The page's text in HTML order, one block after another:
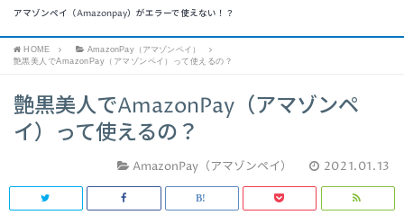
アマゾンペイ（Amazonpay）がエラーで使えない！？
HOME
AmazonPay（アマゾンペイ）
艶黒美人でAmazonPay（アマゾンペイ）って使えるの？
艶黒美人でAmazonPay（アマゾンペ
イ）って使えるの？
AmazonPay（アマゾンペイ） 2021.01.13